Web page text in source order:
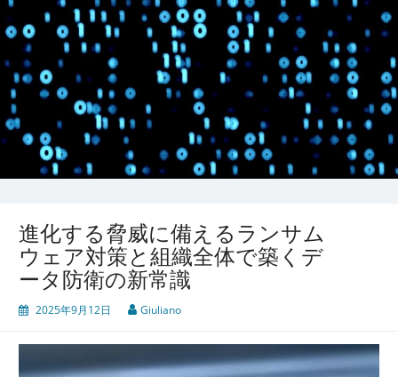
進化する脅威に備えるランサム
ウェア対策と組織全体で築くデ
ータ防衛の新常識
2025年9月12日 Giuliano